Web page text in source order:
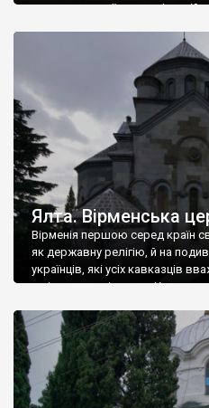
диктувати свої умови
Херсонесі Володимир-
А потім було Хрещення Русі.
Ялта. Вірменська
Вірменія першою серед країн
як державну релігію, й на
українців, які усіх кавказців
є відданими вірянами Христа